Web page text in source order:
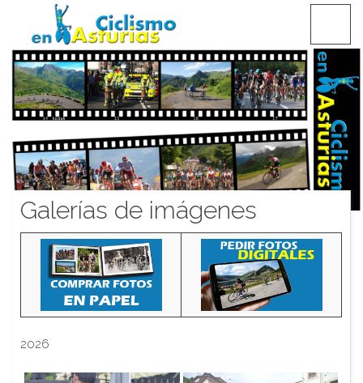
CICLISMO EN ASTURIAS
Galerías de imágenes
2026